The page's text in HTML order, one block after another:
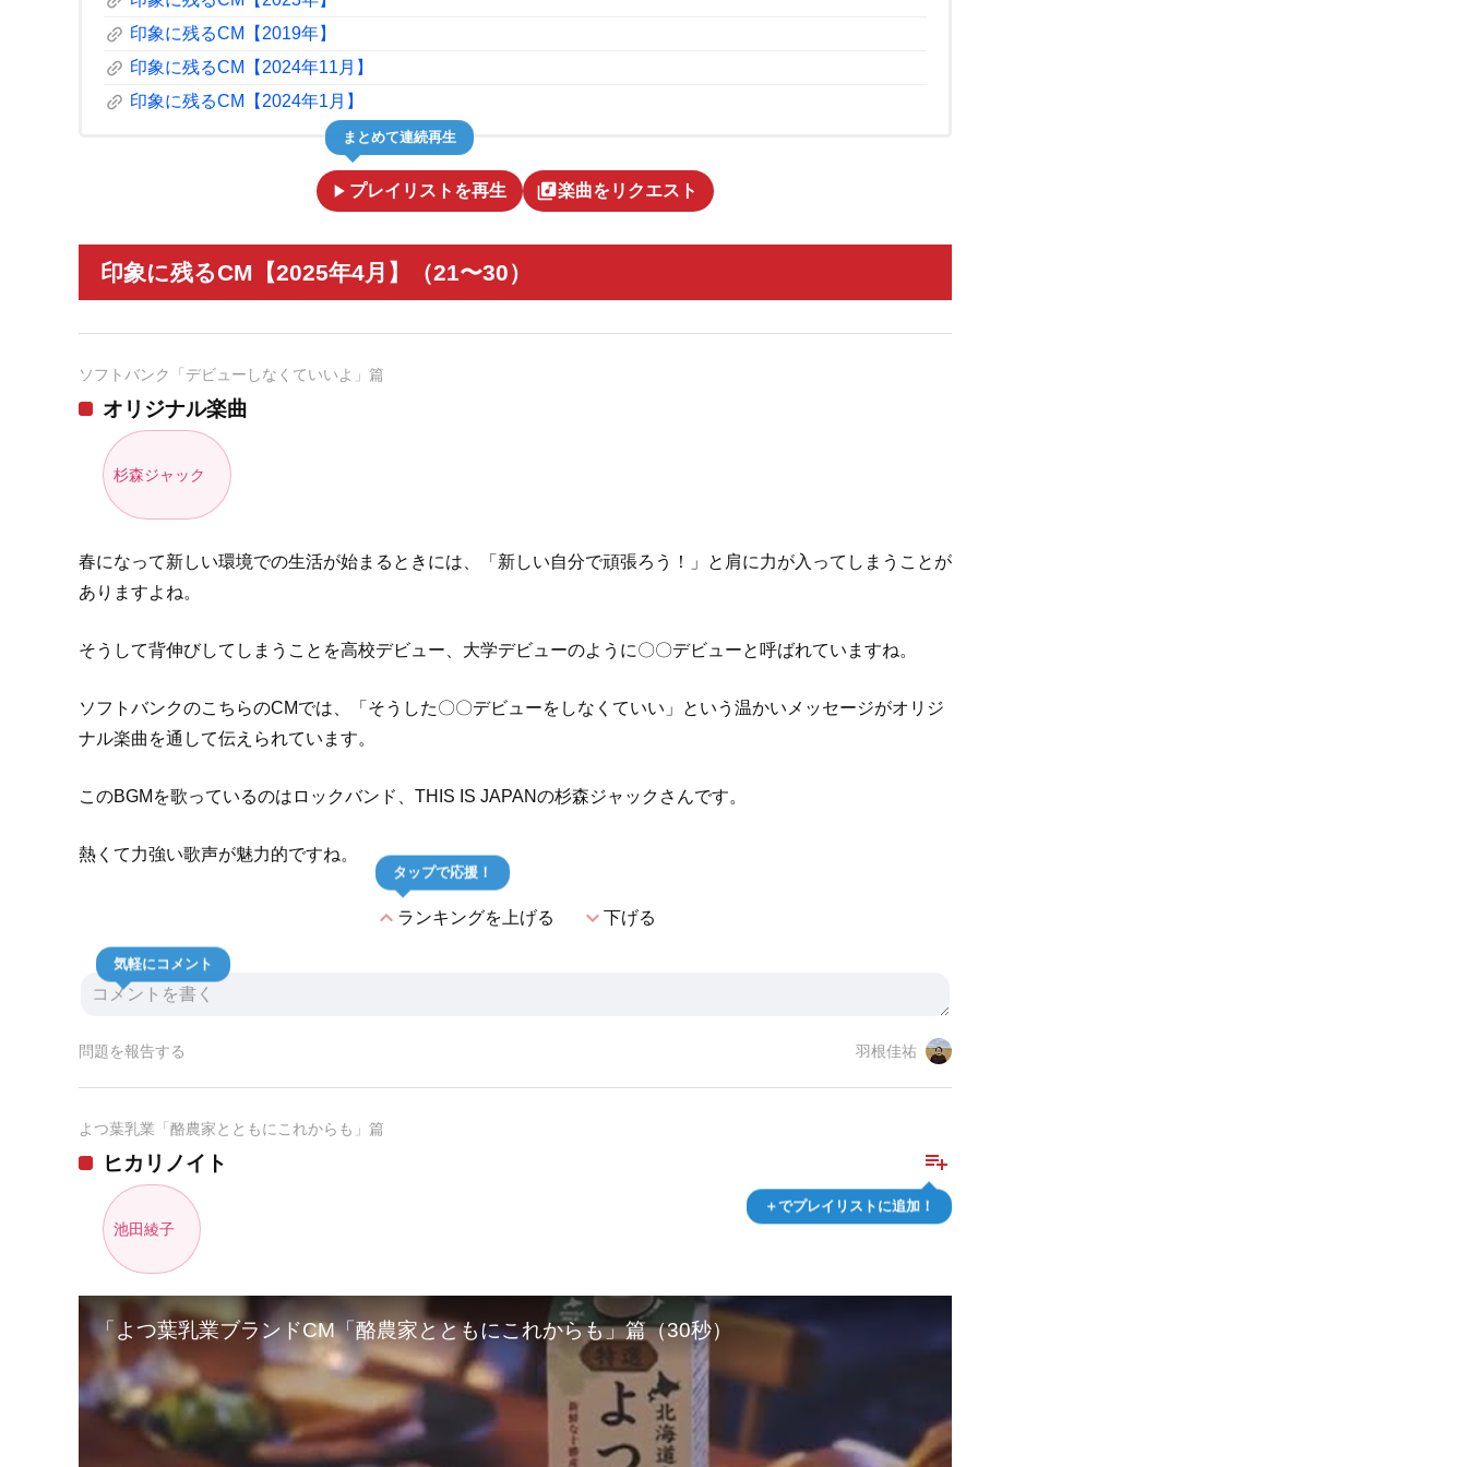
link 印象に残るCM【2019年】
link 印象に残るCM【2024年11月】
link 印象に残るCM【2024年1月】
play_arrow プレイリストを再生
まとめて連続再生
library_music楽曲をリクエスト
印象に残るCM【2025年4月】（21〜30）
ソフトバンク「デビューしなくていいよ」篇
オリジナル楽曲
杉森ジャック
春になって新しい環境での生活が始まるときには、「新しい自分で頑張ろう！」と肩に力が入ってしまうことが
ありますよね。
そうして背伸びしてしまうことを高校デビュー、大学デビューのように〇〇デビューと呼ばれていますね。
ソフトバンクのこちらのCMでは、「そうした〇〇デビューをしなくていい」という温かいメッセージがオリジ
ナル楽曲を通して伝えられています。
このBGMを歌っているのはロックバンド、THIS IS JAPANの杉森ジャックさんです。
熱くて力強い歌声が魅力的ですね。
expand_lessランキングを上げる
タップで応援！
expand_more下げる
気軽にコメント
羽根佳祐
問題を報告する
よつ葉乳業「酪農家とともにこれからも」篇
playlist_add
＋でプレイリストに追加！
ヒカリノイト
池田綾子
「よつ葉乳業ブランドCM「酪農家とともにこれからも」篇（30秒）